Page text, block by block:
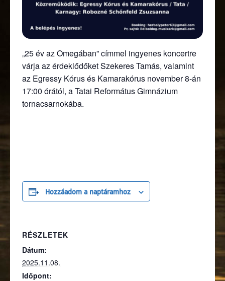
„25 év az Omegában” címmel ingyenes koncertre
várja az érdeklődőket Szekeres Tamás, valamint
az Egressy Kórus és Kamarakórus november 8-án
17:00 órától, a Tatai Református Gimnázium
tornacsarnokába.
Hozzáadom a naptáramhoz
RÉSZLETEK
Dátum:
2025.11.08.
Időpont: